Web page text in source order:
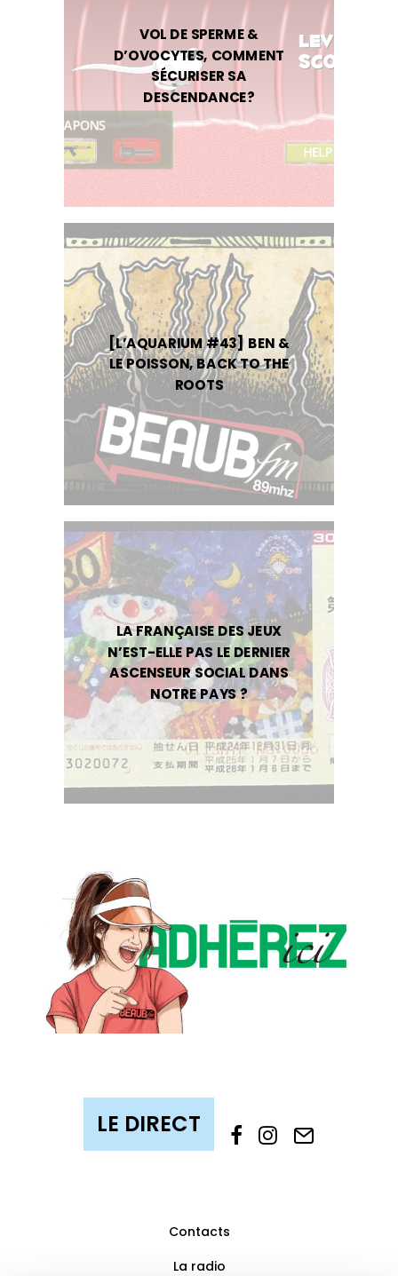
VOL DE SPERME &
D’OVOCYTES, COMMENT
SÉCURISER SA
DESCENDANCE?
[L’AQUARIUM #43] BEN &
LE POISSON, BACK TO THE
ROOTS
LA FRANÇAISE DES JEUX
N’EST-ELLE PAS LE DERNIER
ASCENSEUR SOCIAL DANS
NOTRE PAYS ?
Contacts
La radio